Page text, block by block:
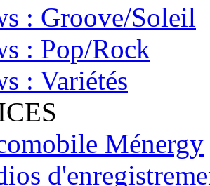
: Groove/Soleil
: Pop/Rock
: Variétés
Ménergy